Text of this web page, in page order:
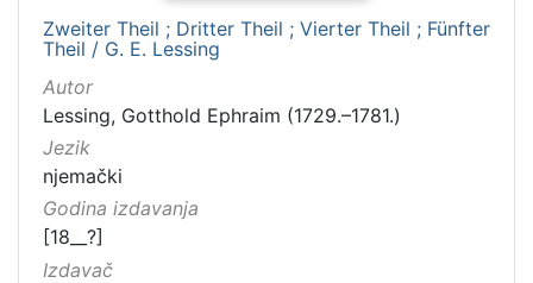
Zweiter Theil ; Dritter Theil ; Vierter Theil ; Fünfter
Theil / G. E. Lessing
Autor
Lessing, Gotthold Ephraim (1729.–1781.)
Jezik
njemački
Godina izdavanja
[18__?]
Izdavač